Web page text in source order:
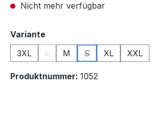
Nicht mehr verfügbar
Varianteauswählen
3XL
L
(Diese Option ist zurzeit nicht
M S
(Diese Option ist
XL XXL
Produktnummer: 1052